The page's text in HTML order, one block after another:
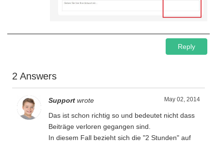
Reply
2 Answers
May 02, 2014
Support wrote
Das ist schon richtig so und bedeutet nicht dass
Beiträge verloren gegangen sind.
In diesem Fall bezieht sich die "2 Stunden" auf